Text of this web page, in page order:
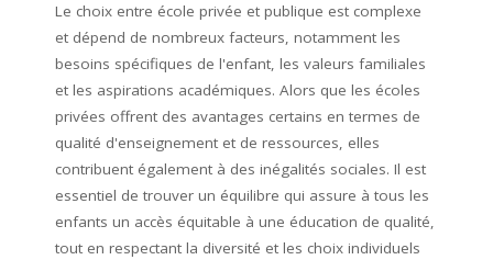
Le choix entre école privée et publique est complexe
et dépend de nombreux facteurs, notamment les
besoins spécifiques de l'enfant, les valeurs familiales
et les aspirations académiques. Alors que les écoles
privées offrent des avantages certains en termes de
qualité d'enseignement et de ressources, elles
contribuent également à des inégalités sociales. Il est
essentiel de trouver un équilibre qui assure à tous les
enfants un accès équitable à une éducation de qualité,
tout en respectant la diversité et les choix individuels